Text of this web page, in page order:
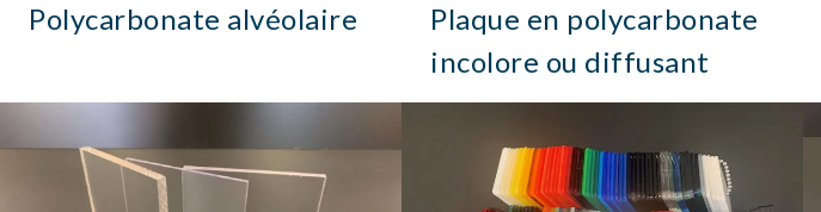
Polycarbonate alvéolaire
Plaque en polycarbonate
incolore ou diffusant